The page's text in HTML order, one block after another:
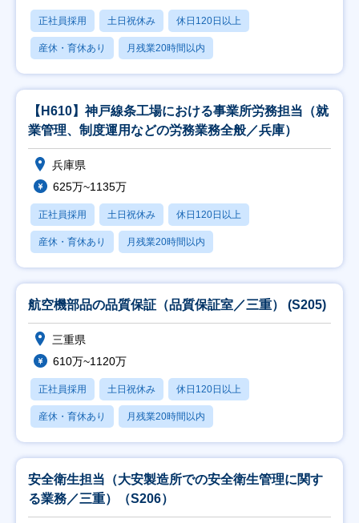
正社員採用 土日祝休み 休日120日以上
産休・育休あり 月残業20時間以内
【H610】神戸線条工場における事業所労務担当（就
業管理、制度運用などの労務業務全般／兵庫）
兵庫県
625万~1135万
正社員採用 土日祝休み 休日120日以上
産休・育休あり 月残業20時間以内
航空機部品の品質保証（品質保証室／三重） (S205)
三重県
610万~1120万
正社員採用 土日祝休み 休日120日以上
産休・育休あり 月残業20時間以内
安全衛生担当（大安製造所での安全衛生管理に関す
る業務／三重）（S206）